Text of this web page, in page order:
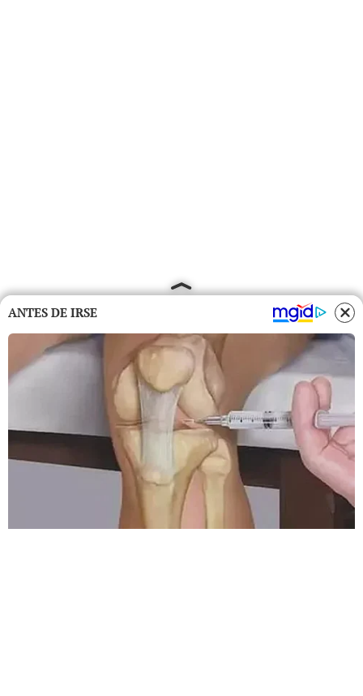
ANTES DE IRSE